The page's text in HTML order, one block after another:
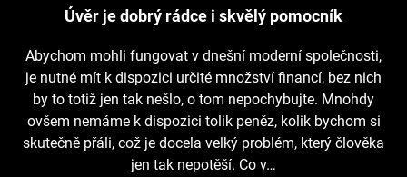
Úvěr je dobrý rádce i skvělý pomocník
Abychom mohli fungovat v dnešní moderní společnosti,
je nutné mít k dispozici určité množství financí, bez nich
by to totiž jen tak nešlo, o tom nepochybujte. Mnohdy
ovšem nemáme k dispozici tolik peněz, kolik bychom si
skutečně přáli, což je docela velký problém, který člověka
jen tak nepotěší. Co v…